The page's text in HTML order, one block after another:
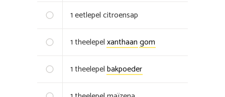
1eetlepelcitroensap
1theelepelxanthaangom
1theelepelbakpoeder